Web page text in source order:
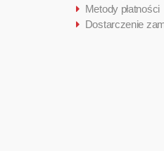
Metody płatności
Dostarczenie